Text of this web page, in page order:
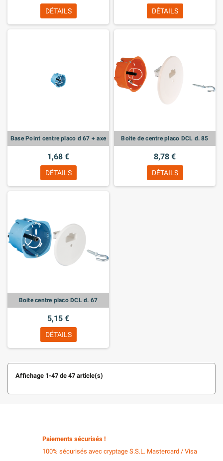
DÉTAILS DÉTAILS
Base Point centre placo d 67 + axe
1,68 €
DÉTAILS
Boite de centre placo DCL d. 85
8,78 €
DÉTAILS
Boite centre placo DCL d. 67
5,15 €
DÉTAILS
Affichage 1-47 de 47 article(s)
Paiements sécurisés !
100% sécurisés avec cryptage S.S.L. Mastercard / Visa